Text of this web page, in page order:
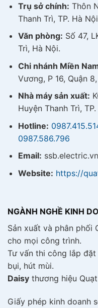
Trụ sở chính: Thôn
Thanh Trì, TP. Hà Nội
Văn phòng: Số 47,
Trì, Hà Nội.
Chi nhánh Miền
Vương, P 16, Quận
Nhà máy sản xuất:
Huyện Thanh Trì,
Hotline:
0987.586.796
Email:
Website: https://
NGÀNH NGHỀ KINH
Sản xuất và phân phối
cho mọi công trình.
Tư vấn thi công lắp
bụi, hút mùi.
Daisy thương hiệu
Giấy phép kinh doanh